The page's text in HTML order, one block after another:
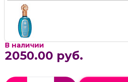
В наличии
2050.00 руб.